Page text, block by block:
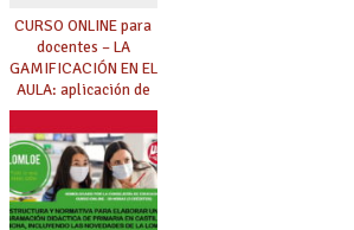
CURSO ONLINE para
docentes – LA
GAMIFICACIÓN EN EL
AULA: aplicación de
las mecánicas de
juego en el aula de
Primaria y
Secundaria – 105
horas [noviembre-
diciembre 2022]